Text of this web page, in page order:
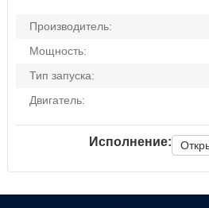
Производитель:
Мощность:
Тип запуска:
Двигатель:
Исполнение: